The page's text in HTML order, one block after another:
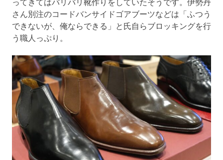
さん別注のコードバンサイドゴアブーツなどは「ふつう
できないが、俺ならできる」と氏自らブロッキングを行
う職人っぷり。